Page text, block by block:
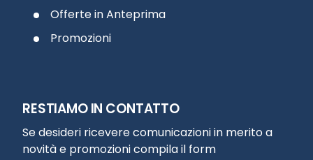
Offerte in Anteprima
Promozioni
RESTIAMO IN CONTATTO
Se desideri ricevere comunicazioni in merito a
novità e promozioni compila il form